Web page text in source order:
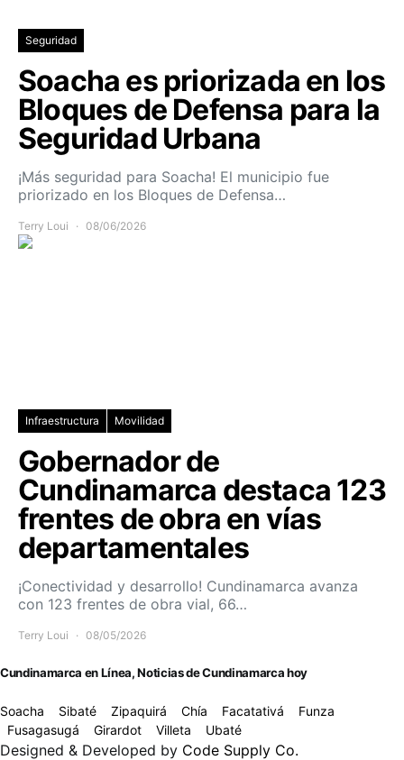
Seguridad
Soacha es priorizada en los
Bloques de Defensa para la
Seguridad Urbana
¡Más seguridad para Soacha! El municipio fue
priorizado en los Bloques de Defensa…
Terry Loui 08/06/2026
Infraestructura Movilidad
Gobernador de
Cundinamarca destaca 123
frentes de obra en vías
departamentales
¡Conectividad y desarrollo! Cundinamarca avanza
con 123 frentes de obra vial, 66…
Terry Loui 08/05/2026
Cundinamarca en Línea, Noticias de Cundinamarca hoy
Soacha Sibaté Zipaquirá Chía Facatativá
Funza
Fusagasugá
Girardot Villeta Ubaté
Designed & Developed by Code Supply Co.